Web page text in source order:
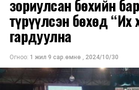
зориулсан бөхийн
түрүүлсэн бөхөд
гардуулна
Огноо: 1 жил 9 сар.өмнө , 2024/10/30